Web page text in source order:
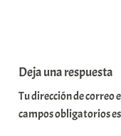
Deja una respuesta
Tu dirección de correo
campos obligatorios